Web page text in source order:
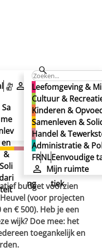
Leefomgeving &
Cultuur &
Kinderen &
Samenleven &
Handel &
Administratie &
FRNLEenvoudige
Mijn ruimte
Mijn ruimte
Sa
me
en
&
Soli
dari
teit
Han
del
&
Tew
erks
telli
ng
Ad
min
istr
atie
&
Poli
tiek
beter
maak
budget voorzien
(voor projecten
€ 500). Heb je een
wijk? Doe mee: het
toegankelijk en